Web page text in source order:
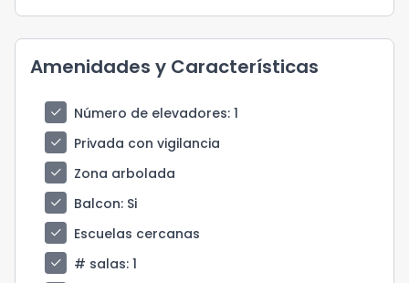
Amenidades y Características
check Número de elevadores: 1
check
Privada con vigilancia
check
Zona arbolada
check
Balcon: Si
check
Escuelas cercanas
check
# salas: 1